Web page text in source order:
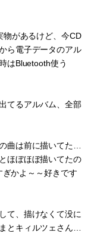
物があるけど、今CD
ら電子データのアル
はBluetooth使う
てるアルバム、全部
曲は前に描いてた…
ほぼほぼ描いてたの
かよ～～好きです
て、描けなくて没に
とキィルツェさん…